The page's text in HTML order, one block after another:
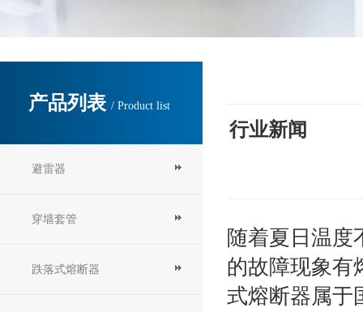
产品列表 / Product list
避雷器
穿墙套管
跌落式熔断器
行业新闻
随着夏日温度
的故障现象有
式熔断器属于